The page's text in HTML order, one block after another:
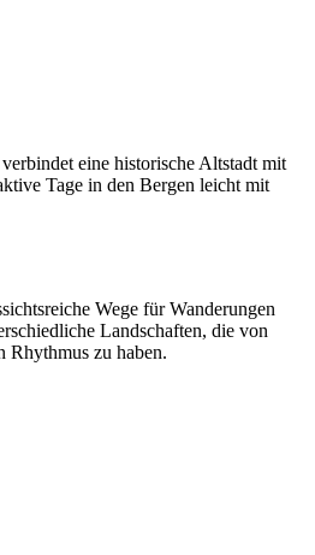
eine historische Altstadt mit
Tage in den Bergen leicht mit
Wege für Wanderungen
Landschaften, die von
Rhythmus zu haben.